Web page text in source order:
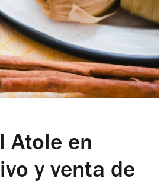
Atole en
y venta de